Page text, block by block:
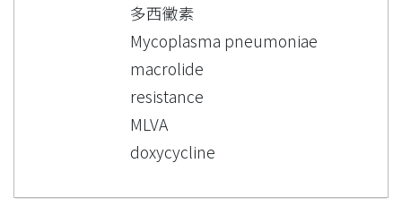
多西黴素
Mycoplasma pneumoniae
macrolide
resistance
MLVA
doxycycline